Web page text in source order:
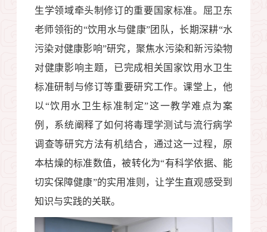
生学领域牵头制修订的重要国家标准。屈卫东
老师领衔的“饮用水与健康”团队，长期深耕“水
污染对健康影响”研究，聚焦水污染和新污染物
对健康影响主题，已完成相关国家饮用水卫生
标准研制与修订等重要研究工作。课堂上，他
以“饮用水卫生标准制定”这一教学难点为案
例，系统阐释了如何将毒理学测试与流行病学
调查等研究方法有机结合，通过这一过程，原
本枯燥的标准数值，被转化为“有科学依据、能
切实保障健康”的实用准则，让学生直观感受到
知识与实践的关联。